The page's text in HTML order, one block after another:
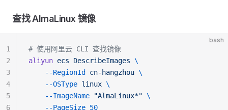
查找 AlmaLinux 镜像
bash
# 使用阿里云 CLI 查找镜像
aliyun ecs DescribeImages \
    --RegionId
cn-hangzhou \
    --OSType
linux \
    --ImageName
"AlmaLinux*" \
    --PageSize
50
1
2
3
4
5
6